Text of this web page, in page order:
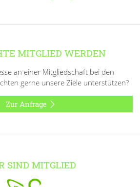
MITGLIED WERDEN
an einer Mitgliedschaft bei den
gerne unsere Ziele unterstützen?
Zur Anfrage
SIND MITGLIED